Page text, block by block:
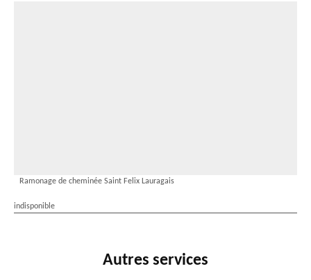
Ramonage de cheminée Saint Felix Lauragais
indisponible
Autres services